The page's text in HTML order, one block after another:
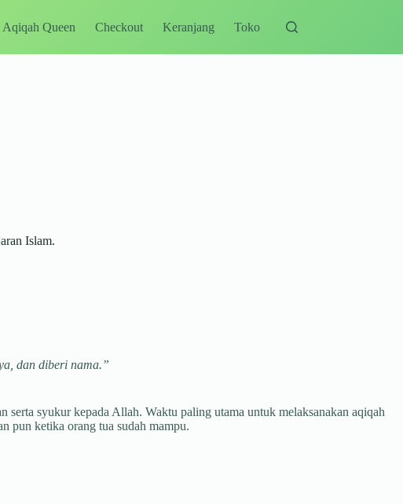
Aqiqah Queen Checkout Keranjang Toko
Islam.
dan diberi nama.”
syukur kepada Allah. Waktu paling utama untuk melaksanakan aqiqah
pun ketika orang tua sudah mampu.